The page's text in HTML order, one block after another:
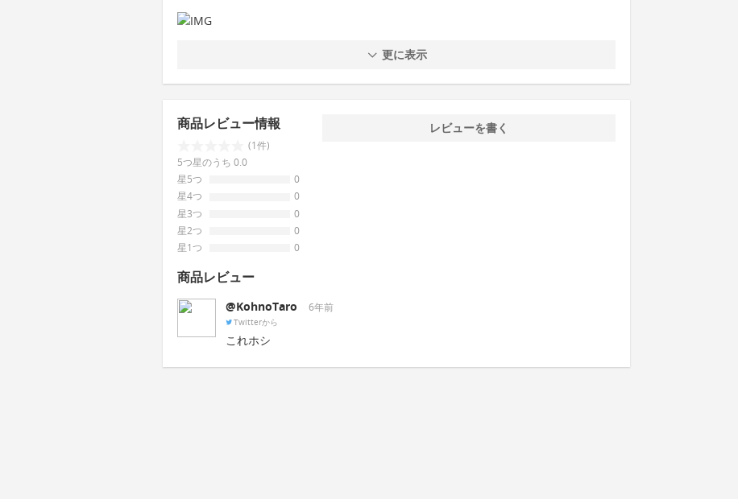
更に表示
商品レビュー情報
(1件)
5つ星のうち 0.0
星5つ
0
星4つ
0
星3つ
0
星2つ
0
星1つ
0
レビューを書く
商品レビュー
@KohnoTaro 6年前
Twitterから
これホシ